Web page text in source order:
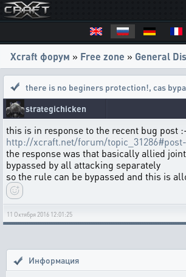
Xcraft форум » Free zone » General
there is no beginers protection!, cas
strategichicken
this is in response to the recent bug post
http://xcraft.net/forum/topic_31286#post-
the response was that basically allied
bypassed by all attacking separately
so the rule can be bypassed and this is
11 Октября 2016 12:01:25
Информация